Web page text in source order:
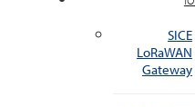
SICE
LoRaWAN
Gateway